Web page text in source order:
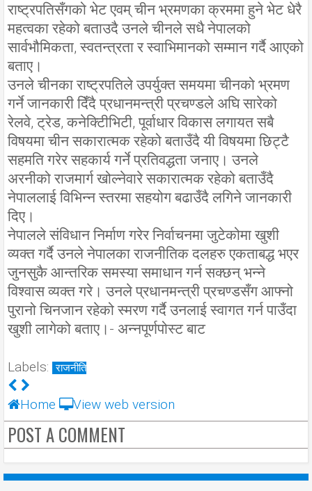
राष्ट्रपतिसँगको भेट एवम् चीन भ्रमणका क्रममा हुने भेट धेरै
महत्वका रहेको बताउदै उनले चीनले सधै नेपालको
सार्वभौमिकता, स्वतन्त्रता र स्वाभिमानको सम्मान गर्दै आएको
बताए।
उनले चीनका राष्ट्रपतिले उपर्युक्त समयमा चीनको भ्रमण
गर्ने जानकारी दिँदै प्रधानमन्त्री प्रचण्डले अघि सारेको
रेलवे, ट्रेड, कनेक्टिीभिटी, पूर्वाधार विकास लगायत सबै
विषयमा चीन सकारात्मक रहेको बताउँदै यी विषयमा छिट्टै
सहमति गरेर सहकार्य गर्ने प्रतिवद्धता जनाए। उनले
अरनीको राजमार्ग खोल्नेवारे सकारात्मक रहेको बताउँदै
नेपाललाई विभिन्न स्तरमा सहयोग बढाउँदै लगिने जानकारी
दिए।
नेपालले संविधान निर्माण गरेर निर्वाचनमा जुटेकोमा खुशी
व्यक्त गर्दै उनले नेपालका राजनीतिक दलहरु एकताबद्ध भएर
जुनसुकै आन्तरिक समस्या समाधान गर्न सक्छन् भन्ने
विश्वास व्यक्त गरे। उनले प्रधानमन्त्री प्रचण्डसँग आफ्नो
पुरानो चिनजान रहेको स्मरण गर्दै उनलाई स्वागत गर्न पाउँदा
खुशी लागेको बताए।- अन्नपूर्णपोस्ट बाट
Labels: राजनीति
Home View web version
POST A COMMENT